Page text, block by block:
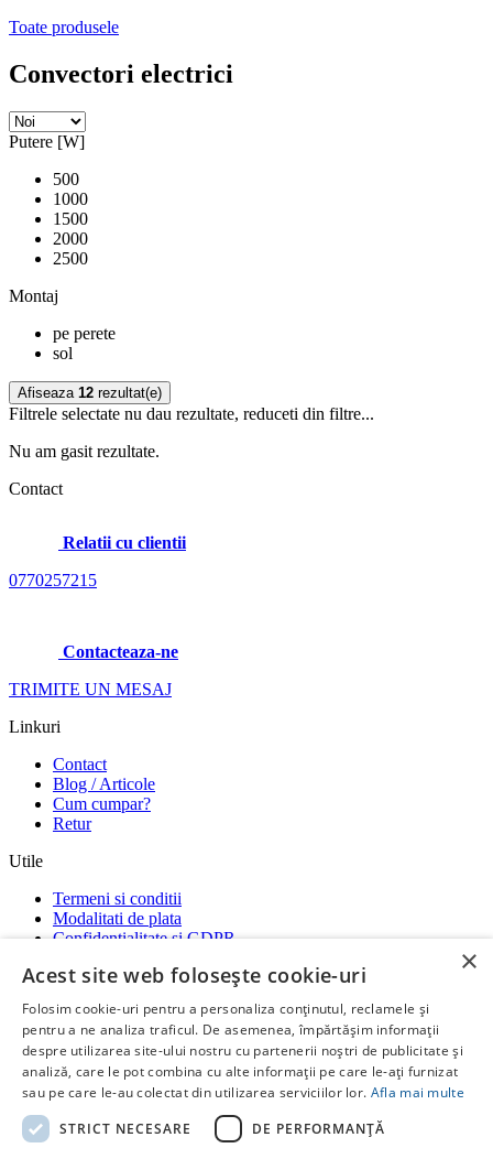
Toate produsele
Convectori electrici
Putere [W]
500
1000
1500
2000
2500
Montaj
pe perete
sol
Afiseaza 12 rezultat(e)
Filtrele selectate nu dau rezultate, reduceti din filtre...
Nu am gasit rezultate.
Contact
Relatii cu clientii
0770257215
Contacteaza-ne
TRIMITE UN MESAJ
Linkuri
Contact
Blog / Articole
Cum cumpar?
Retur
Utile
Termeni si conditii
Modalitati de plata
Confidentialitate si GDPR
ANPC-SOL-SAL
Social media
Ne gasiti si pe platformele:
RatiotermShop Facebook Whatsap
byCreative Stuff
×
Acest site web folosește cookie-uri
Folosim cookie-uri pentru a personaliza conținutul, reclamele și
pentru a ne analiza traficul. De asemenea, împărtășim informații
despre utilizarea site-ului nostru cu partenerii noștri de publicitate și
analiză, care le pot combina cu alte informații pe care le-ați furnizat
sau pe care le-au colectat din utilizarea serviciilor lor. Afla mai multe
STRICT NECESARE
DE PERFORMANȚĂ